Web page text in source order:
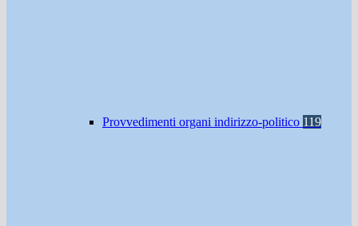
Provvedimenti organi indirizzo-politico 119